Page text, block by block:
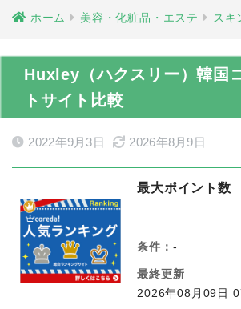
ホーム 美容・化粧品・エステ スキ
Huxley（ハクスリー）韓国
トサイト比較
2022年9月3日 2026年8月9日
最大ポイント数
条件： -
最終更新
2026年08月09日